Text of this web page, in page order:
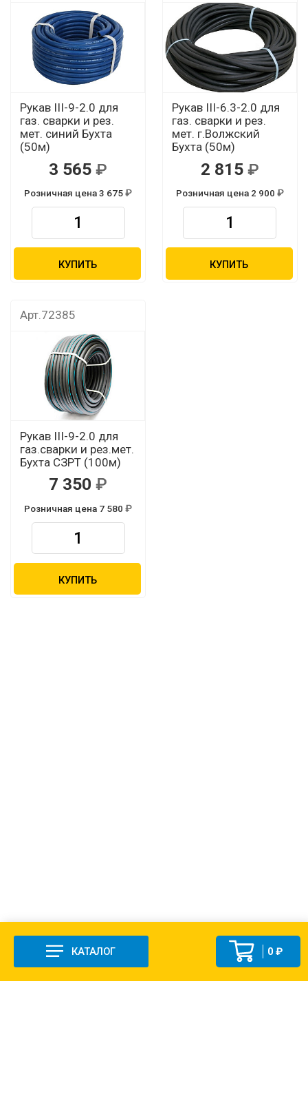
КАТАЛОГ 0 ₽
Рукав III-9-2.0 для
газ. сварки и рез.
мет. синий Бухта
(50м)
3 565
Розничная цена 3 675
КУПИТЬ
Рукав III-6.3-2.0 для
газ. сварки и рез.
мет. г.Волжский
Бухта (50м)
2 815
Розничная цена 2 900
КУПИТЬ
Арт.72385
Рукав III-9-2.0 для
газ.сварки и рез.мет.
Бухта СЗРТ (100м)
7 350
Розничная цена 7 580
КУПИТЬ